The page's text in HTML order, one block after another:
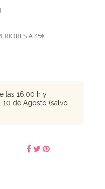
A 45€
las 16:00 h y
de Agosto (salvo